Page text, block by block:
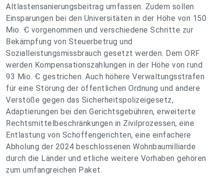
Altlastensanierungsbeitrag umfassen. Zudem sollen
Einsparungen bei den Universitäten in der Höhe von 150
Mio. Ꞓ vorgenommen und verschiedene Schritte zur
Bekämpfung von Steuerbetrug und
Sozialleistungsmissbrauch gesetzt werden. Dem ORF
werden Kompensationszahlungen in der Höhe von rund
93 Mio. Ꞓ gestrichen. Auch höhere Verwaltungsstrafen
für eine Störung der öffentlichen Ordnung und andere
Verstöße gegen das Sicherheitspolizeigesetz,
Adaptierungen bei den Gerichtsgebühren, erweiterte
Rechtsmittelbeschränkungen in Zivilprozessen, eine
Entlastung von Schöffengerichten, eine einfachere
Abholung der 2024 beschlossenen Wohnbaumilliarde
durch die Länder und etliche weitere Vorhaben gehören
zum umfangreichen Paket.